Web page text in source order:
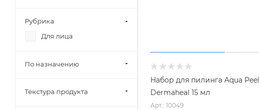
Набор для пилинга Aqua Peel
Dermaheal 15 мл
Арт.: 10049
Рубрика
Для лица
По назначению
Текстура продукта